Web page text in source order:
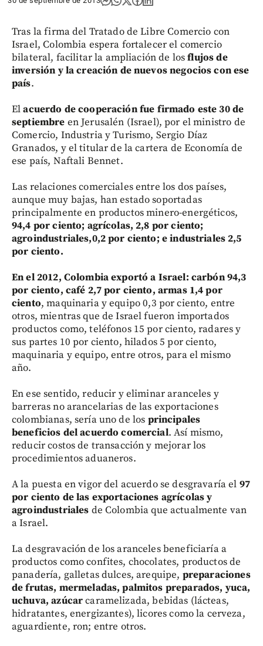
Tras la firma del Tratado de Libre Comercio con
Israel, Colombia espera fortalecer el comercio
bilateral, facilitar la ampliación de losflujos de
inversión y la creación de nuevos negocios con ese
país.
Elacuerdo de cooperación fue firmado este 30 de
septiembre en Jerusalén (Israel), por el ministro de
Comercio, Industria y Turismo, Sergio Díaz
Granados, y el titular de la cartera de Economía de
ese país, Naftali Bennet.
Las relaciones comerciales entre los dos países,
aunque muy bajas, han estado soportadas
principalmente en productos minero-energéticos,
94,4 por ciento; agrícolas, 2,8 por ciento;
agroindustriales,0,2 por ciento; e industriales 2,5
por ciento.
En el 2012, Colombia exportó a Israel: carbón 94,3
por ciento, café 2,7 por ciento, armas 1,4 por
ciento, maquinaria y equipo 0,3 por ciento, entre
otros, mientras que de Israel fueron importados
productos como, teléfonos 15 por ciento, radares y
sus partes 10 por ciento, hilados 5 por ciento,
maquinaria y equipo, entre otros, para el mismo
año.
En ese sentido, reducir y eliminar aranceles y
barreras no arancelarias de las exportaciones
colombianas, sería uno de los principales
beneficios del acuerdo comercial. Así mismo,
reducir costos de transacción y mejorar los
procedimientos aduaneros.
A la puesta en vigor del acuerdo se desgravaría el 97
por ciento de las exportaciones agrícolas y
agroindustriales de Colombia que actualmente van
a Israel.
La desgravación de los aranceles beneficiaría a
productos como confites, chocolates, productos de
panadería, galletas dulces, arequipe, preparaciones
de frutas, mermeladas, palmitos preparados, yuca,
uchuva, azúcarcaramelizada, bebidas (lácteas,
hidratantes, energizantes), licores como la cerveza,
aguardiente, ron; entre otros.